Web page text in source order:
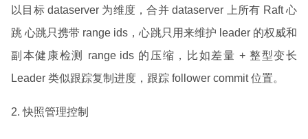
以目标 dataserver 为维度，合并 dataserver 上所有 Raft 心
跳 心跳只携带 range ids，心跳只用来维护 leader 的权威和
副本健康检测 range ids 的压缩，比如差量 + 整型变长
Leader 类似跟踪复制进度，跟踪 follower commit 位置。
2. 快照管理控制